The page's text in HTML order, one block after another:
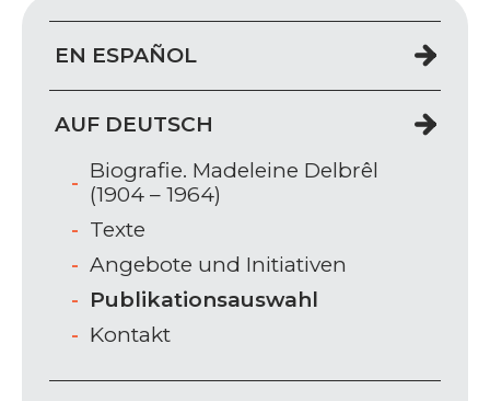
EN ESPAÑOL
AUF DEUTSCH
Biografie. Madeleine Delbrêl
(1904 – 1964)
Texte
Angebote und Initiativen
Publikationsauswahl
Kontakt